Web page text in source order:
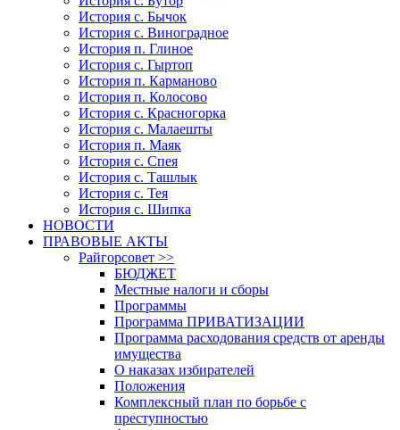
История с. Бычок
История с. Виноградное
История п. Глиное
История с. Гыртоп
История п. Карманово
История п. Колосово
История с. Красногорка
История с. Малаешты
История п. Маяк
История с. Спея
История с. Ташлык
История с. Тея
История с. Шипка
НОВОСТИ
ПРАВОВЫЕ АКТЫ
Райгорсовет >>
БЮДЖЕТ
Местные налоги и сборы
Программы
Программа ПРИВАТИЗАЦИИ
Программа расходования средств от аренды
имущества
О наказах избирателей
Положения
Комплексный план по борьбе с
преступностью